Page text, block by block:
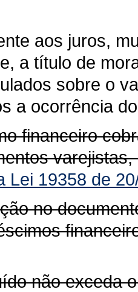
aos juros,
a título de
sobre o
a ocorrência
financeiro
Lei 19358 de
no
não exceda